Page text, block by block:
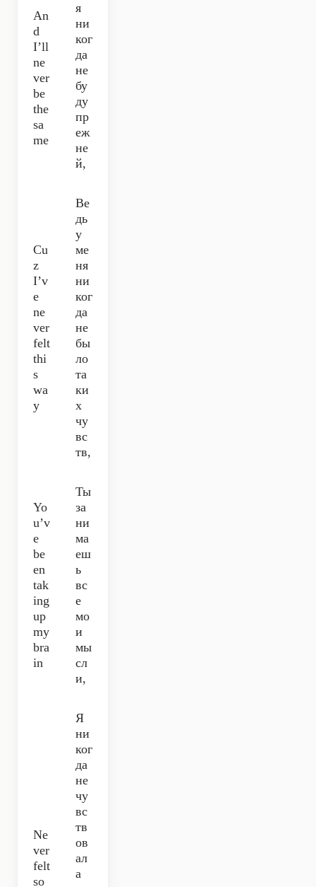
An
d
I’ll
ne
ver
be
the
sa
me
я
ни
ког
да
не
бу
ду
пр
еж
не
й,
Cu
z
I’v
e
ne
ver
felt
thi
s
wa
y
Ве
дь
у
ме
ня
ни
ког
да
не
бы
ло
та
ки
х
чу
вс
тв,
Yo
u’v
e
be
en
tak
ing
up
my
bra
in
Ты
за
ни
ма
еш
ь
вс
е
мо
и
мы
сл
и,
Ne
ver
felt
so
Я
ни
ког
да
не
чу
вс
тв
ов
ал
а